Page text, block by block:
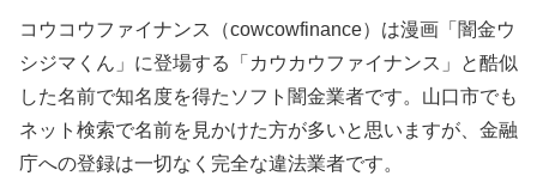
コウコウファイナンス（cowcowfinance）は漫画「闇金ウ
シジマくん」に登場する「カウカウファイナンス」と酷似
した名前で知名度を得たソフト闇金業者です。山口市でも
ネット検索で名前を見かけた方が多いと思いますが、金融
庁への登録は一切なく完全な違法業者です。